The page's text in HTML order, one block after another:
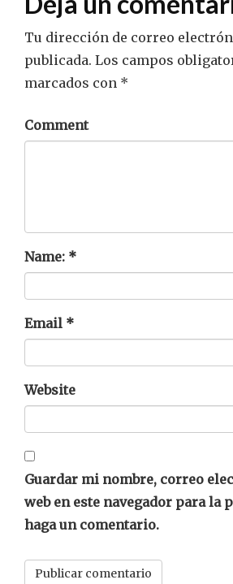
Tu dirección de correo
publicada. Los campos
marcados con *
Comment
Name: *
Email *
Website
Guardar mi nombre, correo
web en este navegador para la
haga un comentario.